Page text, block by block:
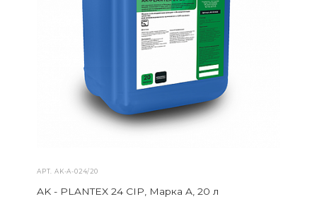
АРТ.AK-А-024/20
AK - PLANTEX 24 CIP, Марка A, 20 л